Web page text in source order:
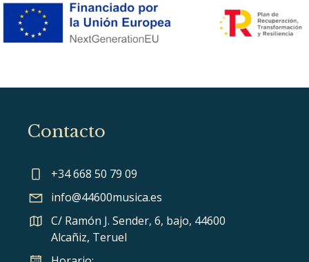
Contacto
+34 668 50 79 09
info@44600musica.es
C/ Ramón J. Sender, 6, bajo, 44600
Alcañiz, Teruel